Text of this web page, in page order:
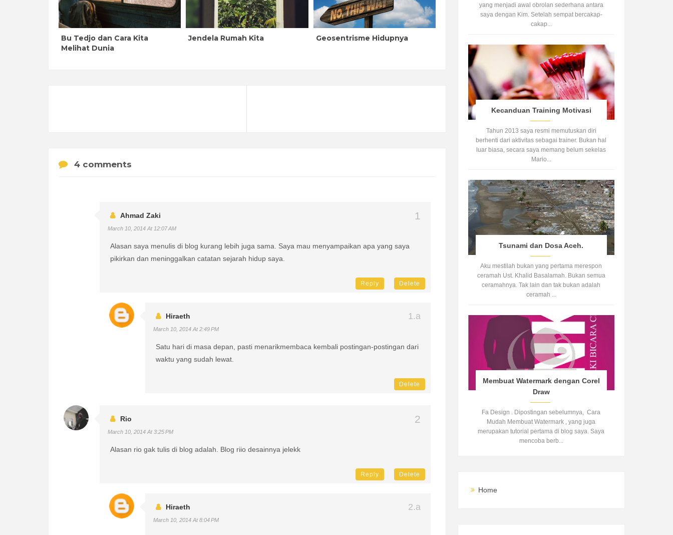
Bu Tedjo dan Cara Kita
Melihat Dunia
Jendela Rumah Kita Geosentrisme Hidupnya
4 comments
Ahmad Zaki
March 10, 2014 At 12:07 AM
Alasan saya menulis di blog kurang lebih juga sama. Saya mau menyampaikan apa yang saya
pikirkan dan meninggalkan catatan sejarah hidup saya.
Reply Delete
Hiraeth
March 10, 2014 At 2:49 PM
Satu hari di masa depan, pasti menarikmembaca kembali postingan-postingan dari
waktu yang sudah lewat.
Delete
Rio
March 10, 2014 At 3:25 PM
Alasan rio gak tulis di blog adalah. Blog riio desainnya jelekk
Reply Delete
Hiraeth
March 10, 2014 At 8:04 PM
yang menjadi awal obrolan sederhana antara
saya dengan Kim. Setelah sempat bercakap-
cakap...
Kecanduan Training Motivasi
Tahun 2013 saya resmi memutuskan diri
berhenti dari aktivitas sebagai trainer. Bukan hal
luar biasa, secara saya memang belum sekelas
Mario...
Tsunami dan Dosa Aceh.
Aku mestilah bukan yang pertama merespon
ceramah Ust. Khalid Basalamah. Bukan semua
ceramahnya. Tak lain dan tak bukan adalah
ceramah ...
Membuat Watermark dengan Corel
Draw
Fa Design . Dipostingan sebelumnya, Cara
Mudah Membuat Watermark , yang juga
merupakan tutorial pertama di blog saya. Saya
mencoba berb...
Home